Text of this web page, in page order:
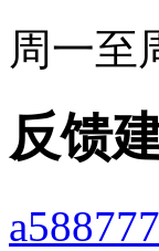
周一至
反馈